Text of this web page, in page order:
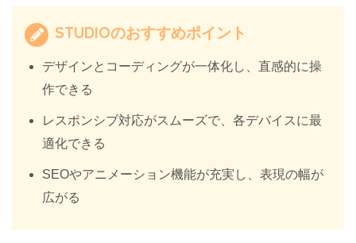
STUDIOのおすすめポイント
デザインとコーディングが一体化し、直感的に操
作できる
レスポンシブ対応がスムーズで、各デバイスに最
適化できる
SEOやアニメーション機能が充実し、表現の幅が
広がる